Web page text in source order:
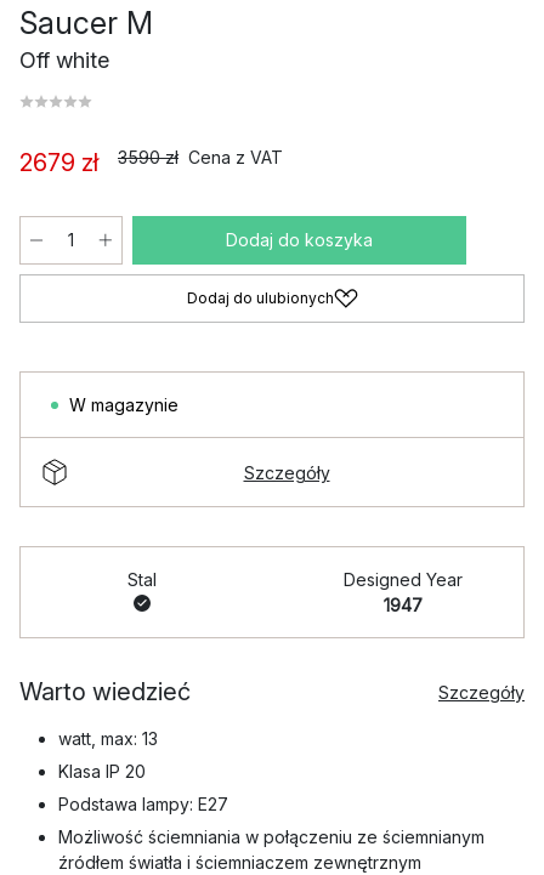
Saucer M
Off white
2679 zł 3590 zł Cena z VAT
Dodaj do koszyka
Dodaj do ulubionych
W magazynie
Szczegóły
Stal
Designed Year
1947
Warto wiedzieć Szczegóły
watt, max: 13
Klasa IP 20
Podstawa lampy: E27
Możliwość ściemniania w połączeniu ze ściemnianym
źródłem światła i ściemniaczem zewnętrznym